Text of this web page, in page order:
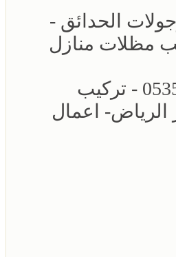
- 0553770074 - انواع البرجولات الحدائق -
مظلات منازل
افضل انواع المظلات والسواتر الرياض - الاختيار الاول - 0535553929 - تركيب
اعمال